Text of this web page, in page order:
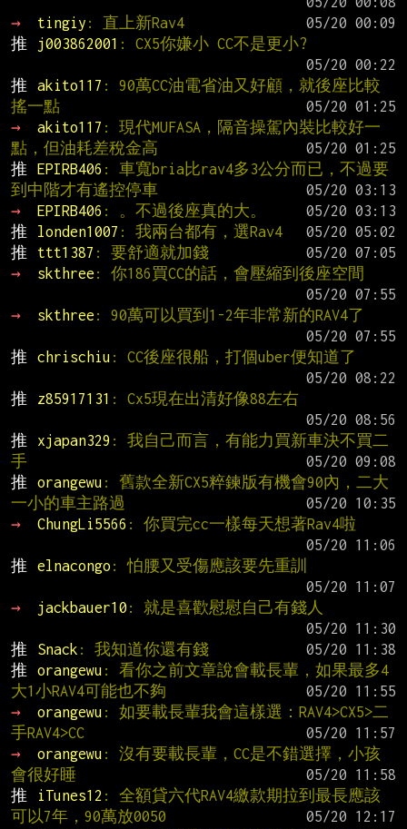
→
tingiy : 直上新Rav4
推
j003862001 : CX5你嫌小 CC不是更小?
推
akito117 : 90萬CC油電省油又好顧，就後座比較
搖一點
→
akito117 : 現代MUFASA，隔音操駕內裝比較好一
點，但油耗差稅金高
推
EPIRB406 : 車寬bria比rav4多3公分而已，不過要
到中階才有遙控停車
→
EPIRB406 : 。不過後座真的大。
推
londen1007 : 我兩台都有，選Rav4
推
ttt1387 : 要舒適就加錢
→
skthree : 你186買CC的話，會壓縮到後座空間
→
skthree : 90萬可以買到1-2年非常新的RAV4了
推
chrischiu : CC後座很船，打個uber便知道了
推
z85917131 : Cx5現在出清好像88左右
推
xjapan329 : 我自己而言，有能力買新車決不買二
手
推
orangewu : 舊款全新CX5粹鍊版有機會90內，二大
一小的車主路過
→
ChungLi5566 : 你買完cc一樣每天想著Rav4啦
推
elnacongo : 怕腰又受傷應該要先重訓
→
jackbauer10 : 就是喜歡慰慰自己有錢人
推
Snack : 我知道你還有錢
推
orangewu : 看你之前文章說會載長輩，如果最多4
大1小RAV4可能也不夠
→
orangewu : 如要載長輩我會這樣選：RAV4>CX5>二
手RAV4>CC
→
orangewu : 沒有要載長輩，CC是不錯選擇，小孩
會很好睡
推
iTunes12 : 全額貸六代RAV4繳款期拉到最長應該
可以7年，90萬放0050